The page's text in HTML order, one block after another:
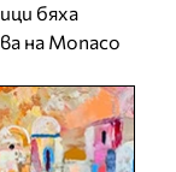
бяха
на Monaco